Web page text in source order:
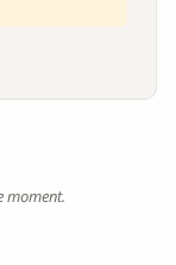
moment.